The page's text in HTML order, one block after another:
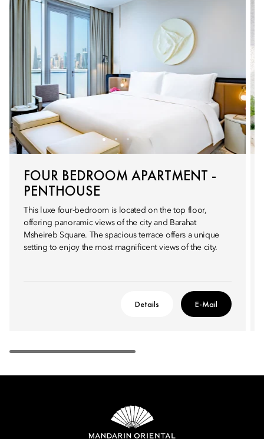
FOUR BEDROOM APARTMENT -
PENTHOUSE
This luxe four-bedroom is located on the top floor,
offering panoramic views of the city and Barahat
Msheireb Square. The spacious terrace offers a unique
setting to enjoy the most magnificent views of the city.
Details E-Mail